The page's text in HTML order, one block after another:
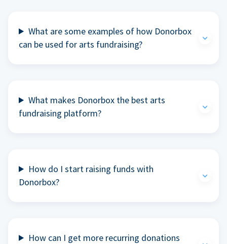
What are some examples of how Donorbox
can be used for arts fundraising?
What makes Donorbox the best arts
fundraising platform?
How do I start raising funds with
Donorbox?
How can I get more recurring donations